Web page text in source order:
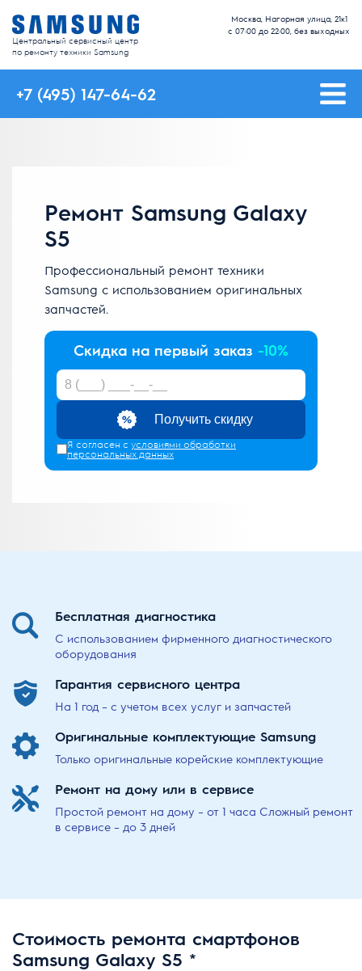
Центральный сервисный центр
по ремонту техники Samsung
Москва, Нагорная улица, 21к1
с 07:00 до 22:00, без выходных
+7 (495) 147-64-62
Ремонт Samsung Galaxy
S5
Профессиональный ремонт техники
Samsung с использованием оригинальных
запчастей.
Скидка на первый заказ -10%
Получить скидку
Я согласен с условиями обработки
персональных данных
Бесплатная диагностика
С использованием фирменного диагностического
оборудования
Гарантия сервисного центра
На 1 год – с учетом всех услуг и запчастей
Оригинальные комплектующие Samsung
Только оригинальные корейские комплектующие
Ремонт на дому или в сервисе
Простой ремонт на дому – от 1 часа Сложный ремонт
в сервисе – до 3 дней
Стоимость ремонта смартфонов
Samsung Galaxy S5 *